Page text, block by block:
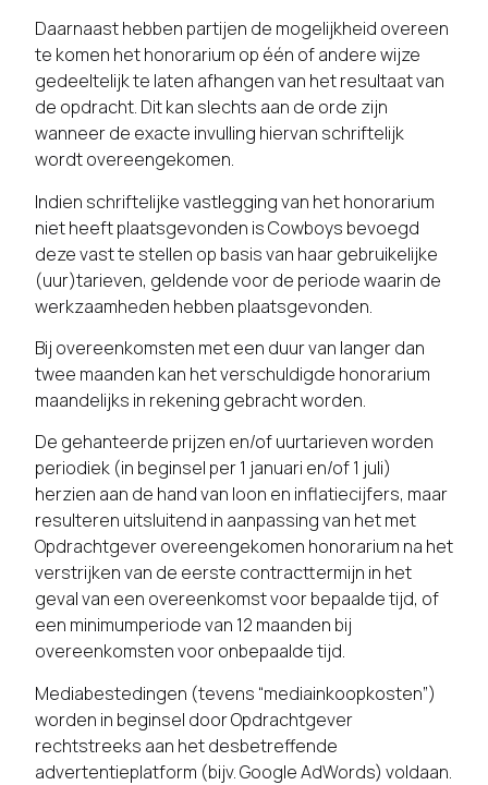
Daarnaast hebben partijen de mogelijkheid overeen
te komen het honorarium op één of andere wijze
gedeeltelijk te laten afhangen van het resultaat van
de opdracht. Dit kan slechts aan de orde zijn
wanneer de exacte invulling hiervan schriftelijk
wordt overeengekomen.
Indien schriftelijke vastlegging van het honorarium
niet heeft plaatsgevonden is Cowboys bevoegd
deze vast te stellen op basis van haar gebruikelijke
(uur)tarieven, geldende voor de periode waarin de
werkzaamheden hebben plaatsgevonden.
Bij overeenkomsten met een duur van langer dan
twee maanden kan het verschuldigde honorarium
maandelijks in rekening gebracht worden.
De gehanteerde prijzen en/of uurtarieven worden
periodiek (in beginsel per 1 januari en/of 1 juli)
herzien aan de hand van loon en inflatiecijfers, maar
resulteren uitsluitend in aanpassing van het met
Opdrachtgever overeengekomen honorarium na het
verstrijken van de eerste contracttermijn in het
geval van een overeenkomst voor bepaalde tijd, of
een minimumperiode van 12 maanden bij
overeenkomsten voor onbepaalde tijd.
Mediabestedingen (tevens “mediainkoopkosten”)
worden in beginsel door Opdrachtgever
rechtstreeks aan het desbetreffende
advertentieplatform (bijv. Google AdWords) voldaan.